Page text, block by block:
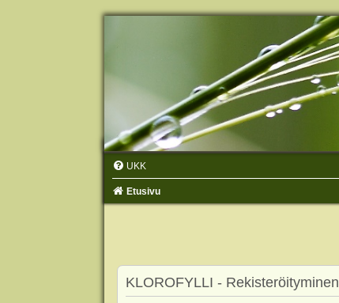
UKK
Etusivu
KLOROFYLLI - Rekisteröityminen